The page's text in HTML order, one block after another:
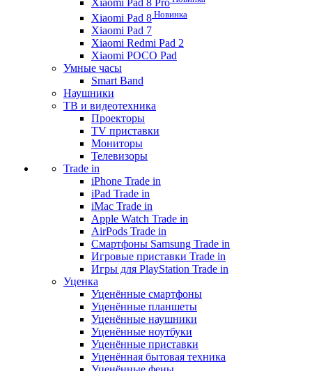
Xiaomi Pad 8 Pro
Xiaomi Pad 8 Новинка
Xiaomi Pad 7
Xiaomi Redmi Pad 2
Xiaomi POCO Pad
Умные часы
Smart Band
Наушники
ТВ и видеотехника
Проекторы
TV приставки
Мониторы
Телевизоры
Trade in
iPhone Trade in
iPad Trade in
iMac Trade in
Apple Watch Trade in
AirPods Trade in
Смартфоны Samsung Trade in
Игровые приставки Trade in
Игры для PlayStation Trade in
Уценка
Уценённые смартфоны
Уценённые планшеты
Уценённые наушники
Уценённые ноутбуки
Уценённые приставки
Уценённая бытовая техника